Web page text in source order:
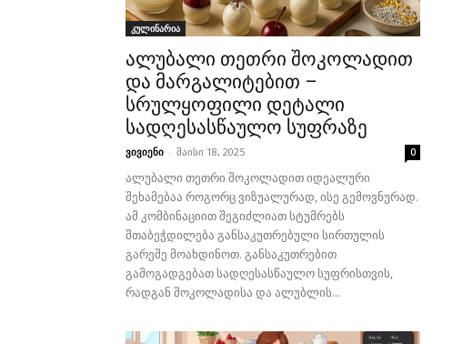
კულინარია
ალუბალი თეთრი შოკოლადით
და მარგალიტებით –
სრულყოფილი დეტალი
სადღესასწაულო სუფრაზე
ვივიენი - მაისი 18, 2025 0
ალუბალი თეთრი შოკოლადით იდეალური
შეხამებაა როგორც ვიზუალურად, ისე გემოვნურად.
ამ კომბინაციით შეგიძლიათ სტუმრებს
შთაბეჭდილება განსაკუთრებული სირთულის
გარეშე მოახდინოთ. განსაკუთრებით
გამოგადგებათ სადღესასწაულო სუფრისთვის,
რადგან შოკოლადისა და ალუბლის...